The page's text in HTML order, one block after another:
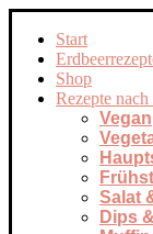
Start
Shop
Rezepte
Vegan
Salat
Dips